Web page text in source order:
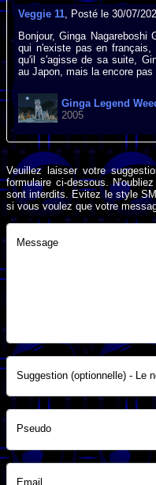
Veggie 11, Posté le 30/07/
Bonjour, Ginga
qui n'existe pas en
qu'il s'agisse de sa suite,
au Japon, mais la encore pas
Ginga Legend
2005
Veuillez laisser votre
formulaire ci-dessous.
sont interdits. Evitez le style
si vous voulez que votre
Message
Suggestion (optionnelle) - Le
Pseudo
Email